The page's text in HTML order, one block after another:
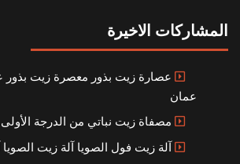
المشاركات الاخيرة
عصارة زيت بذور معصرة زيت
عمان
مصفاة زيت نباتي من الدرجة
آلة زيت فول الصويا آلة زيت